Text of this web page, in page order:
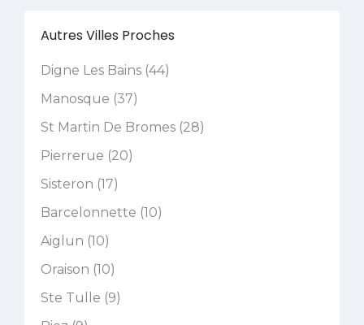
Autres Villes Proches
Digne Les Bains (44)
Manosque (37)
St Martin De Bromes (28)
Pierrerue (20)
Sisteron (17)
Barcelonnette (10)
Aiglun (10)
Oraison (10)
Ste Tulle (9)